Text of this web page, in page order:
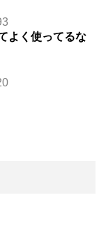
よく使ってるな